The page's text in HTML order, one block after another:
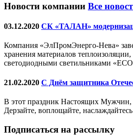
Новости компании Все
03.12.2020 СК «ТАЛАН»
Компания «ЭлПромЭнерго-Нева»
хранения материалов
светодиодными светильниками
21.02.2020 С Днём защитника
В этот праздник Настоящих Мужчин,
Дерзайте, воплощайте,
Подписаться на рассылку